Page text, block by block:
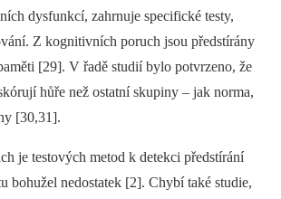
dysfunkcí, zahrnuje specifické testy,
Z kognitivních poruch jsou předstírány
[29]. V řadě studií bylo potvrzeno, že
hůře než ostatní skupiny –⁠ jak norma,
[30,31].
je testových metod k detekci předstírání
bohužel nedostatek [2]. Chybí také studie,